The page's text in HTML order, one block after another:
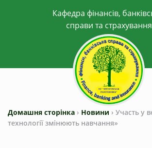
Домашня сторінка › Новини › Участь у
технології змінюють навчання»